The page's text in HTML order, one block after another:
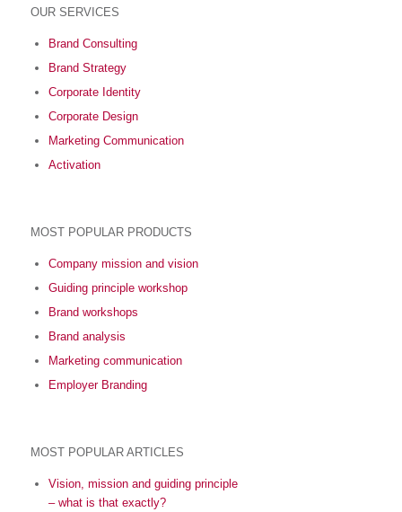
OUR SERVICES
Brand Consulting
Brand Strategy
Corporate Identity
Corporate Design
Marketing Communication
Activation
MOST POPULAR PRODUCTS
Company mission and vision
Guiding principle workshop
Brand workshops
Brand analysis
Marketing communication
Employer Branding
MOST POPULAR ARTICLES
Vision, mission and guiding principle
– what is that exactly?